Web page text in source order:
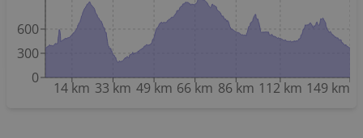
14 km 33 km 49 km 66 km 86 km 112 km 149 km
0
300
600